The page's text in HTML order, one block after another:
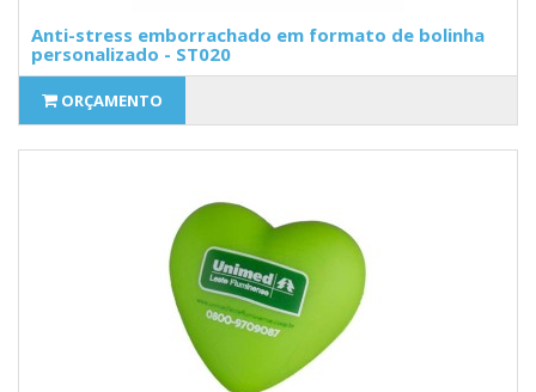
Anti-stress emborrachado em formato de bolinha
personalizado - ST020
ORÇAMENTO